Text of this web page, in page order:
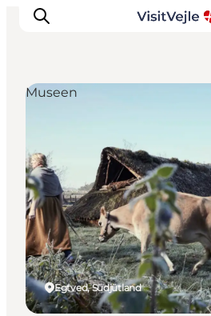
Veranstaltungen
Reiseplanung
Inspiration
Egtved, Südjütland
Museen